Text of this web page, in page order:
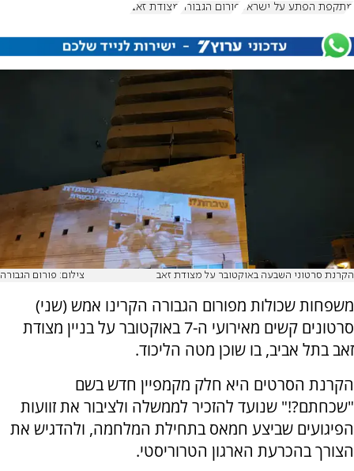
מתקפת הפתע על ישראל פורום הגבורה מצודת זאב
הקרנת סרטוני השבעה באוקטובר על מצודת זאב צילום: פורום הגבורה
משפחות שכולות מפורום הגבורה הקרינו אמש (שני)
סרטונים קשים מאירועי ה-7 באוקטובר על בניין מצודת
זאב בתל אביב, בו שוכן מטה הליכוד.
הקרנת הסרטים היא חלק מקמפיין חדש בשם
"שכחתם?!" שנועד להזכיר לממשלה ולציבור את זוועות
הפיגועים שביצע חמאס בתחילת המלחמה, ולהדגיש את
הצורך בהכרעת הארגון הטרוריסטי.